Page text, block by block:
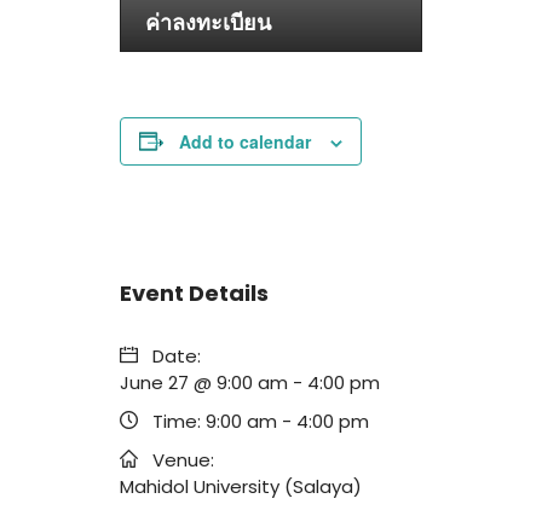
ค่าลงทะเบียน
Add to calendar
Event Details
Date:
June 27 @ 9:00 am - 4:00 pm
Time: 9:00 am - 4:00 pm
Venue:
Mahidol University (Salaya)